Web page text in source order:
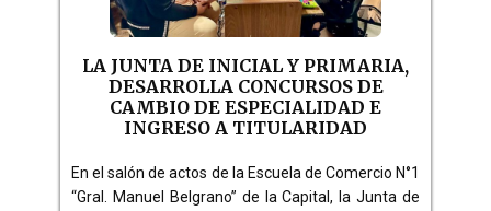
LA JUNTA DE INICIAL Y PRIMARIA,
DESARROLLA CONCURSOS DE
CAMBIO DE ESPECIALIDAD E
INGRESO A TITULARIDAD
En el salón de actos de la Escuela de Comercio N°1
“Gral. Manuel Belgrano” de la Capital, la Junta de